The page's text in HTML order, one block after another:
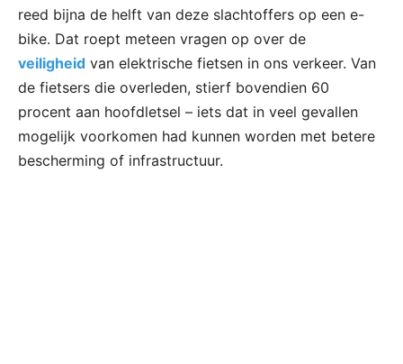
reed bijna de helft van deze slachtoffers op een e-
bike. Dat roept meteen vragen op over de
veiligheid van elektrische fietsen in ons verkeer. Van
de fietsers die overleden, stierf bovendien 60
procent aan hoofdletsel – iets dat in veel gevallen
mogelijk voorkomen had kunnen worden met betere
bescherming of infrastructuur.